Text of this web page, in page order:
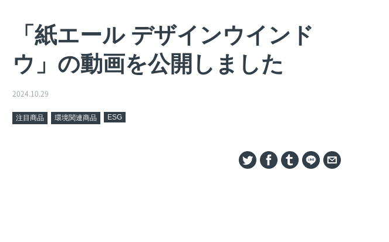
「紙エール デザインウインド
ウ」の動画を公開しました
2024.10.29
注目商品 環境関連商品 ESG